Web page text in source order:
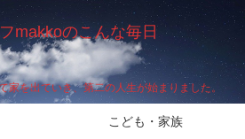
makkoのこんな毎日
家を出ていき、第二の人生が始まりました。
こども・家族